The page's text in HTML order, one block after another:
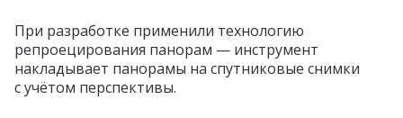
При разработке применили технологию
репроецирования панорам — инструмент
накладывает панорамы на спутниковые снимки
с учётом перспективы.